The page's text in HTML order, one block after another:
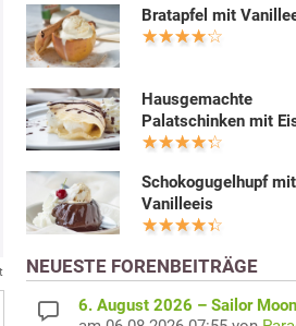
Bratapfel mit
Hausgemachte
Palatschinken mit
Schokogugelhupf mit
Vanilleeis
NEUESTE FORENBEITRÄGE
6. August 2026 – Sailor